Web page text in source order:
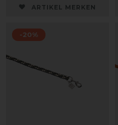
ARTIKEL MERKEN
-20%